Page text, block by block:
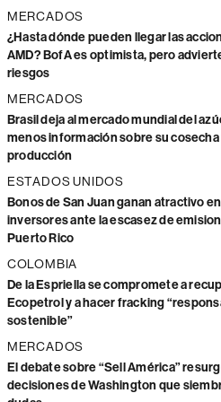
MERCADOS
¿Hasta dónde pueden llegar las
AMD? BofA es optimista, pero
riesgos
MERCADOS
Brasil deja al mercado mundial del
menos información sobre su cosecha
producción
ESTADOS UNIDOS
Bonos de San Juan ganan atractivo
inversores ante la escasez de
Puerto Rico
COLOMBIA
De la Espriella se compromete a
Ecopetrol y a hacer fracking
sostenible”
MERCADOS
El debate sobre “Sell América”
decisiones de Washington que